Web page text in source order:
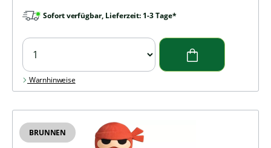
Sofort verfügbar, Lieferzeit: 1-3 Tage*
Warnhinweise
BRUNNEN